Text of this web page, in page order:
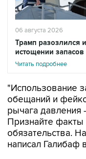
06 августа 2026
Трамп разозлился
истощении
Читать подробнее
"Использование
обещаний и
рычага давления
Признайте факты
обязательства.
написал Галибаф